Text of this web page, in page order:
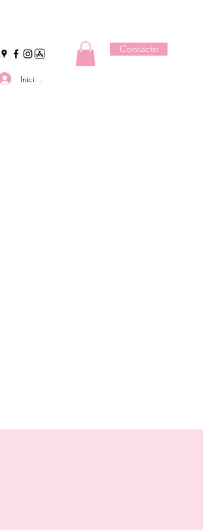
Contacto
Iniciar sesión